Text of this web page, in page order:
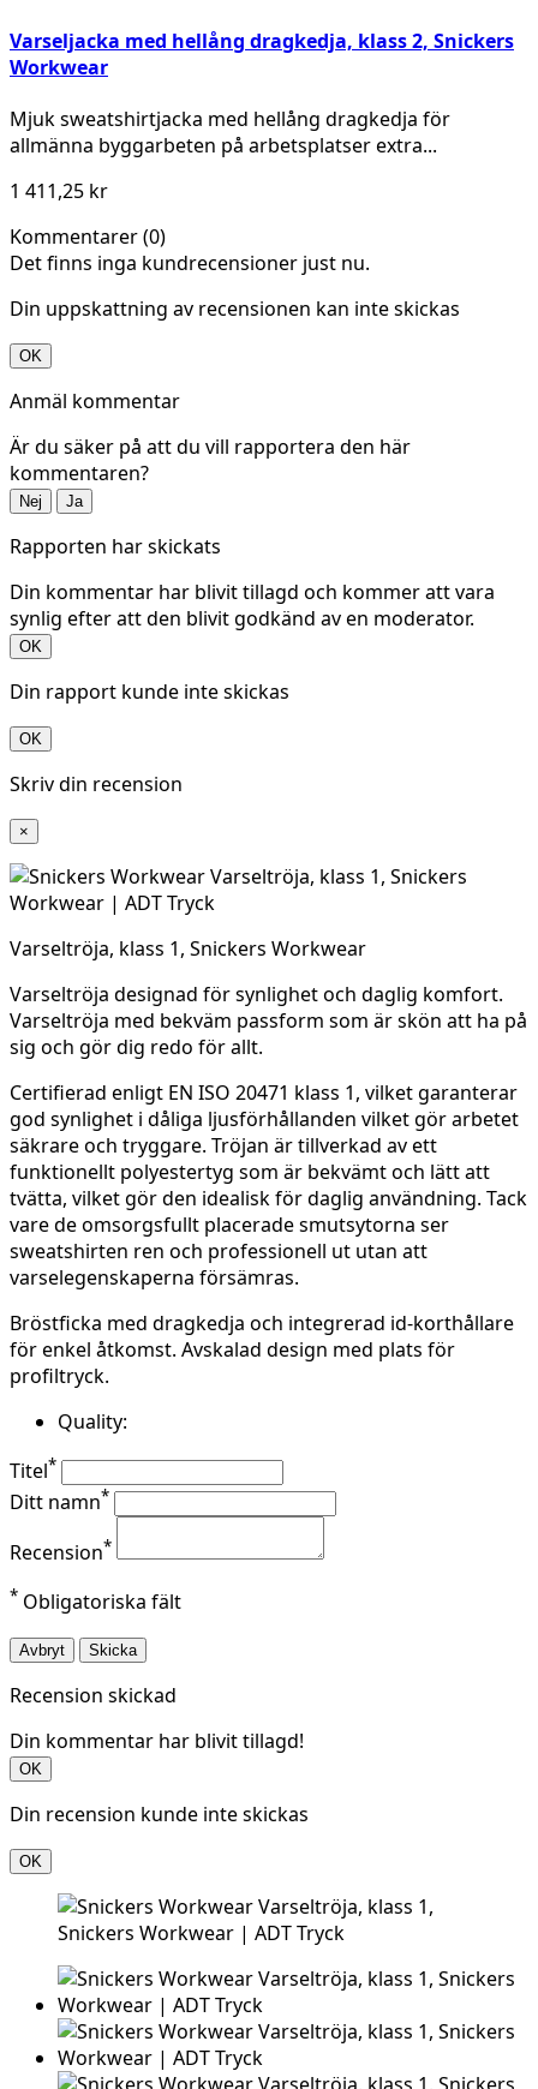
Varseljacka med hellång dragkedja, klass 2, Snickers
Workwear
Mjuk sweatshirtjacka med hellång dragkedja för
allmänna byggarbeten på arbetsplatser extra...
1 411,25 kr
Kommentarer (0)
Det finns inga kundrecensioner just nu.
Din uppskattning av recensionen kan inte skickas
OK
Anmäl kommentar
Är du säker på att du vill rapportera den här
kommentaren?
Nej Ja
Rapporten har skickats
Din kommentar har blivit tillagd och kommer att vara
synlig efter att den blivit godkänd av en moderator.
OK
Din rapport kunde inte skickas
OK
Skriv din recension
×
Varseltröja, klass 1, Snickers Workwear
Varseltröja designad för synlighet och daglig komfort.
Varseltröja med bekväm passform som ärskön att ha på
sig och gördig redo förallt.
Certifierad enligt EN ISO 20471 klass 1, vilket garanterar
god synlighet i dåliga ljusförhållanden vilket gör arbetet
säkrare och tryggare. Tröjan är tillverkad av ett
funktionellt polyestertyg som är bekvämt och lätt att
tvätta, vilket gör den idealisk för daglig användning. Tack
vare de omsorgsfullt placerade smutsytorna ser
sweatshirten ren och professionell ut utan att
varselegenskaperna försämras.
Bröstficka med dragkedja och integrerad id-korthållare
för enkel åtkomst. Avskalad design med plats för
profiltryck.
Quality:
Titel*
Ditt namn*
Recension*
* Obligatoriska fält
Avbryt Skicka
Recension skickad
Din kommentar har blivit tillagd!
OK
Din recension kunde inte skickas
OK